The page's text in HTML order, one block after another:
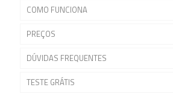
COMO FUNCIONA
PREÇOS
DÚVIDAS FREQUENTES
TESTE GRÁTIS